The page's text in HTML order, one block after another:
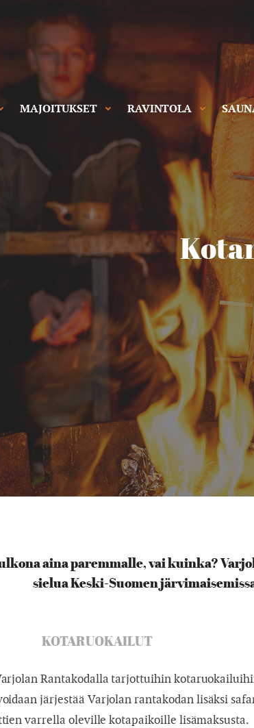
MAJOITUKSET RAVINTOLA
aina paremmalle, vai kuinka?
sielua Keski-Suomen
KOTARUOKAILUT
Rantakodalla tarjottuihin
järjestää Varjolan rantakodan lisäksi
varrella oleville kotapaikoille lisämaksusta.